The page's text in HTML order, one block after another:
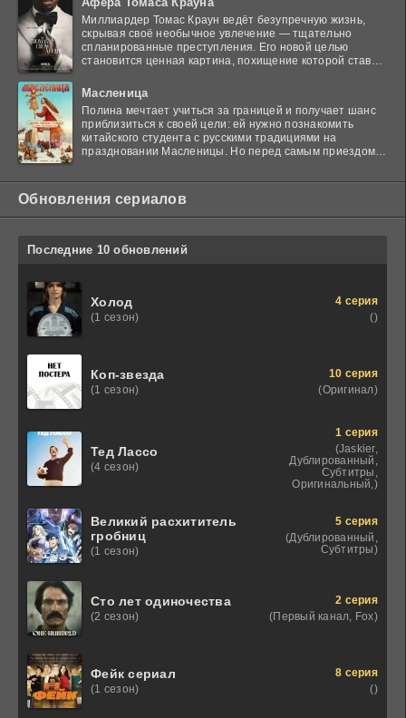
Миллиардер Томас Краун ведёт безупречную жизнь,
скрывая своё необычное увлечение — тщательно
спланированные преступления. Его новой целью
становится ценная картина, похищение которой ставит
Масленица
Полина мечтает учиться за границей и получает шанс
приблизиться к своей цели: ей нужно познакомить
китайского студента с русскими традициями на
праздновании Масленицы. Но перед самым приездом
Обновления сериалов
Последние 10 обновлений
Холод
(1 сезон)
4 серия
()
Коп-звезда
(1 сезон)
10 серия
(Оригинал)
Тед Лассо
(4 сезон)
1 серия
(Jaskier,
Дублированный,
Субтитры,
Оригинальный,)
Великий расхититель
гробниц
(1 сезон)
5 серия
(Дублированный,
Субтитры)
Сто лет одиночества
(2 сезон)
2 серия
(Первый канал, Fox)
Фейк сериал
(1 сезон)
8 серия
()